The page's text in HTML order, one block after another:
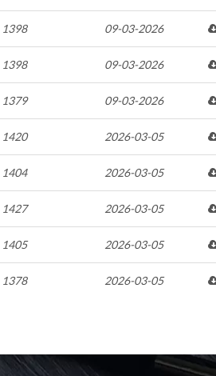
1398 09-03-2026
1398 09-03-2026
1379 09-03-2026
1420 2026-03-05
1404 2026-03-05
1427 2026-03-05
1405 2026-03-05
1378 2026-03-05